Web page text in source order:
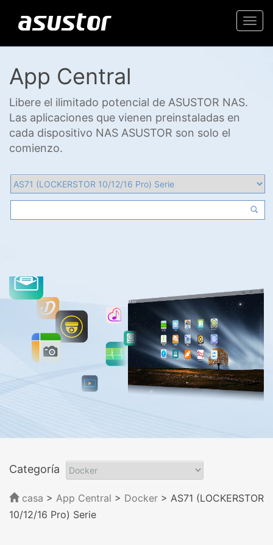
App Central
Libere el ilimitado potencial de ASUSTOR NAS.
Las aplicaciones que vienen preinstaladas en
cada dispositivo NAS ASUSTOR son solo el
comienzo.
Categoría
casa > App Central > Docker > AS71 (LOCKERSTOR
10/12/16 Pro) Serie